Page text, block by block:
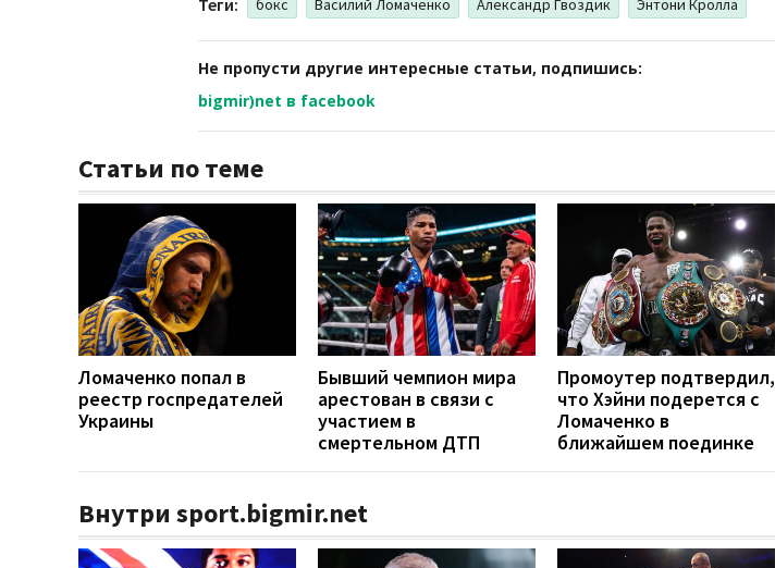
бокс Василий Ломаченко Александр Гвоздик Энтони Кролла
Не пропусти другие интересные статьи, подпишись:
bigmir)net в facebook
Статьи по теме
Ломаченко попал в
реестр госпредателей
Украины
Бывший чемпион мира
арестован в связи с
участием в
смертельном ДТП
Промоутер подтвердил,
что Хэйни подерется с
Ломаченко в
ближайшем поединке
Внутри sport.bigmir.net